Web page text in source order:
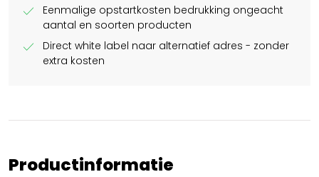
check
Eenmalige opstartkosten bedrukking ongeacht
aantal en soorten producten
check
Direct white label naar alternatief adres - zonder
extra kosten
Productinformatie